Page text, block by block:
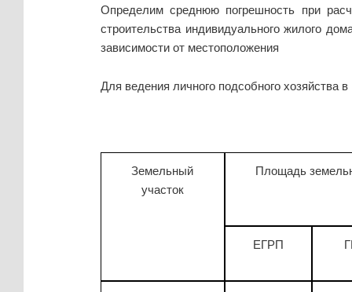
Определим среднюю погрешность при
строительства индивидуального жилого
зависимости от местоположения
Для ведения личного подсобного хозяйства
Земельный
участок
Площадь
ЕГРП